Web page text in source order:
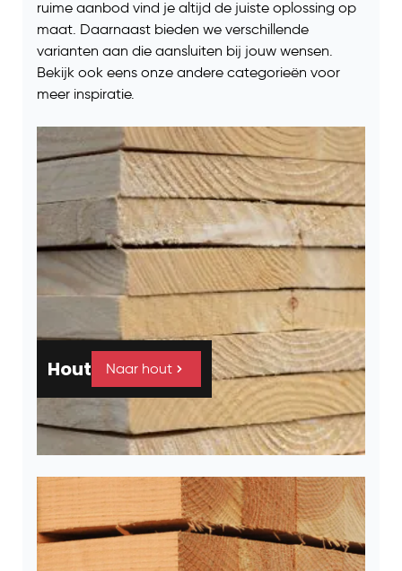
ruime aanbod vind je altijd de juiste oplossing op
maat. Daarnaast bieden we verschillende
varianten aan die aansluiten bij jouw wensen.
Bekijk ook eens onze andere categorieën voor
meer inspiratie.
Hout Naar hout